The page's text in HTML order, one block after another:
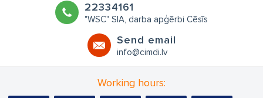
22334161
"WSC" SIA, darba apģērbi Cēsīs
Send email
info@cimdi.lv
Working hours: